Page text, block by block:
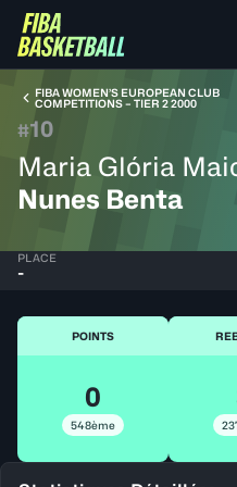
FIBA WOMEN’S EUROPEAN CLUB
COMPETITIONS – TIER 2 2000
#10
Maria Glória
Nunes Benta
PLACE
-
POINTS
0
548ème